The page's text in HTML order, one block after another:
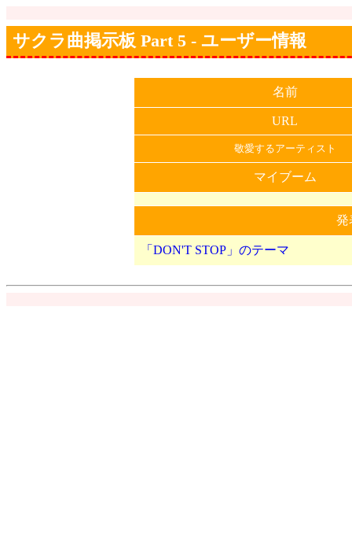
サクラ曲掲示板 Part 5 - ユーザー情報
名前
URL
敬愛するアーティスト
マイブーム
発
「DON'T STOP」のテーマ